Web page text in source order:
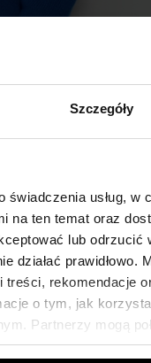
Szczegóły
świadczenia usług,
na ten temat oraz
lub
działać
rekomendacje
o tym, jak
Partnerzy mogą
z ich usług.